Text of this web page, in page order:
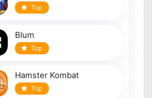
Top
Blum
Top
Hamster Kombat
Top